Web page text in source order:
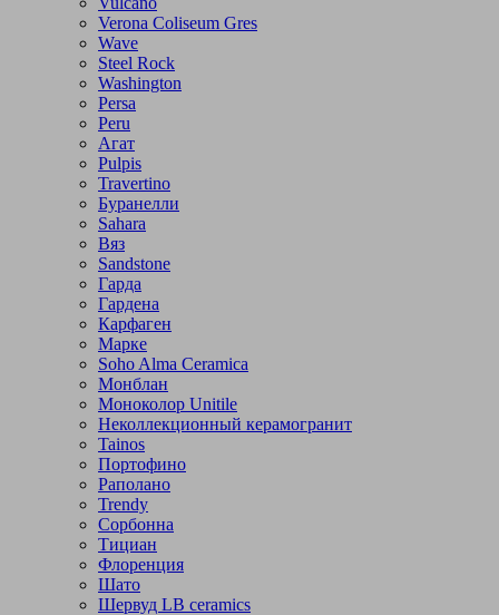
Verona Coliseum Gres
Wave
Steel Rock
Washington
Persa
Peru
Агат
Pulpis
Travertino
Буранелли
Sahara
Вяз
Sandstone
Гарда
Гардена
Карфаген
Марке
Soho Alma Ceramica
Монблан
Моноколор Unitile
Неколлекционный керамогранит
Tainos
Портофино
Раполано
Trendy
Сорбонна
Тициан
Флоренция
Шато
Шервуд LB ceramics